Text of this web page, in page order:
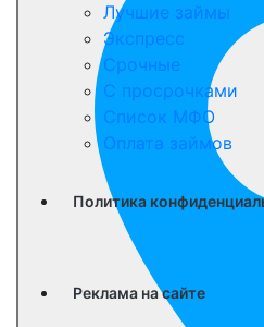
Лучшие займы
Экспресс
Срочные
С просрочками
Список МФО
Оплата займов
Политика
Реклама на сайте